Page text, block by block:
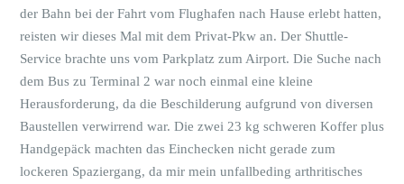
der Bahn bei der Fahrt vom Flughafen nach Hause erlebt hatten,
reisten wir dieses Mal mit dem Privat-Pkw an. Der Shuttle-
Service brachte uns vom Parkplatz zum Airport. Die Suche nach
dem Bus zu Terminal 2 war noch einmal eine kleine
Herausforderung, da die Beschilderung aufgrund von diversen
Baustellen verwirrend war. Die zwei 23 kg schweren Koffer plus
Handgepäck machten das Einchecken nicht gerade zum
lockeren Spaziergang, da mir mein unfallbeding arthritisches